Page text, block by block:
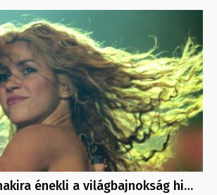
énekli a világbajnokság hi…